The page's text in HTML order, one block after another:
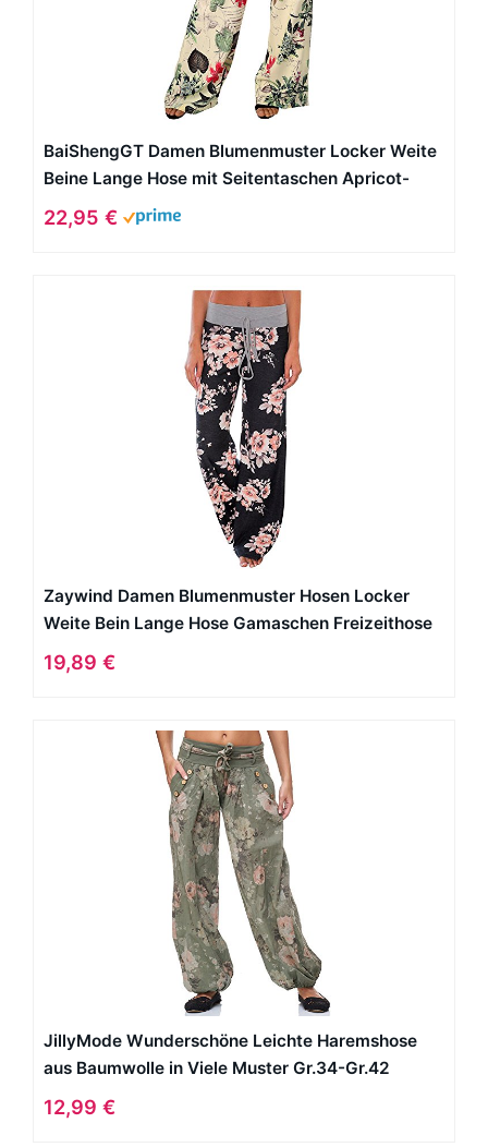
BaiShengGT Damen Blumenmuster Locker Weite
Beine Lange Hose mit Seitentaschen Apricot-
Blumen M
22,95 €
Zaywind Damen Blumenmuster Hosen Locker
Weite Bein Lange Hose Gamaschen Freizeithose
19,89 €
JillyMode Wunderschöne Leichte Haremshose
aus Baumwolle in Viele Muster Gr.34-Gr.42
OneSize (H132-Khakigrün)
12,99 €